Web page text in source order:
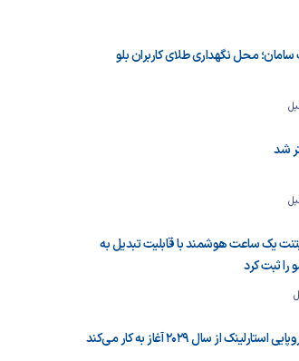
سامان؛ محل نگهداری طلای کاربران بلو
شد
یک ساعت هوشمند با قابلیت تبدیل به
را ثبت کرد
از سال ۲۰۲۹ آغاز به کار می‌کند